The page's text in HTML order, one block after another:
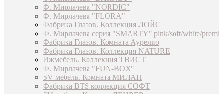
Ф. Мирлачева "NORDIC"
Ф. Мирлачева "FLORA"
Фабрика Глазов. Коллекция ЛОЙС
Ф. Мирлачева серия "SMARTY" pink/soft/white/
Фабрика Глазов. Комната Аурелио
Фабрика Глазов. Коллекция NATURE
Ижмебель. Коллекция ТВИСТ
Ф. Мирлачева "FUN-BOX"
SV мебель. Комната МИЛАН
Фабрика BTS коллекция СОФТ